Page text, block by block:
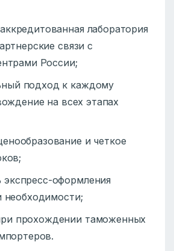
лаборатория
связи с
России;
подход к каждому
на всех этапах
и четкое
оформления
необходимости;
прохождении таможенных